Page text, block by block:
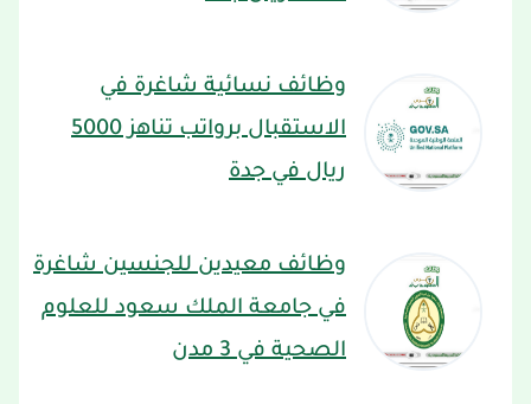
وظائف نسائية شاغرة في
الاستقبال برواتب تناهز 5000
ريال في جدة
وظائف معيدين للجنسين شاغرة
في جامعة الملك سعود للعلوم
الصحية في 3 مدن